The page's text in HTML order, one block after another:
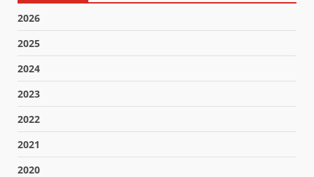
2026
2025
2024
2023
2022
2021
2020